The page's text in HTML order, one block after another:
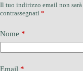
Il tuo indirizzo email non sarà
contrassegnati *
Nome *
Email *